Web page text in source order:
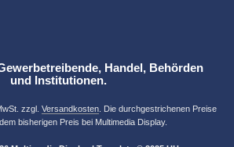
Handel, Behörden
und Institutionen.
zzgl. Versandkosten. Die durchgestrichenen Preise
bisherigen Preis bei Multimedia Display.